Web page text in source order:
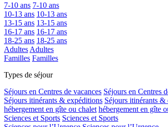
7-10 ans 7-10 ans
10-13 ans 10-13 ans
13-15 ans 13-15 ans
16-17 ans 16-17 ans
18-25 ans 18-25 ans
Adultes Adultes
Familles Familles
Types de séjour
Séjours en Centres de vacances Séjours en Centres
Séjours itinérants & expéditions Séjours itinérants &
hébergement en gîte ou chalet hébergement en gîte
Sciences et Sports Sciences et Sports